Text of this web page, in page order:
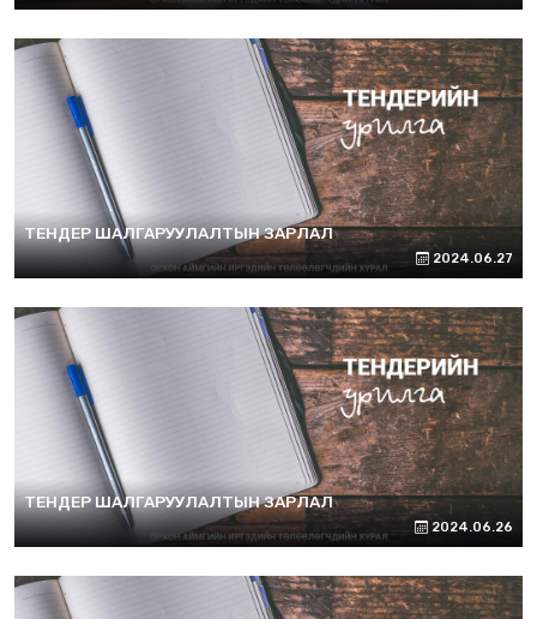
ТЕНДЕР ШАЛГАРУУЛАЛТЫН ЗАРЛАЛ
2024.06.27
ТЕНДЕР ШАЛГАРУУЛАЛТЫН ЗАРЛАЛ
2024.06.26